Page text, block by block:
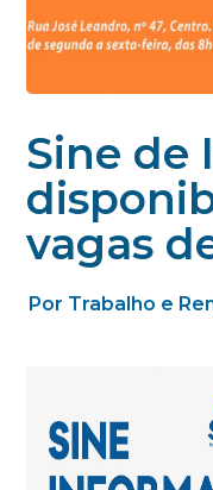
Sine de
vagas
Por Trabalho e